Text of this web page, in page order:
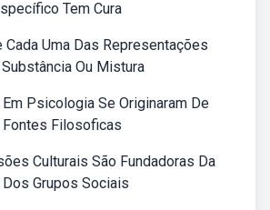
Tem Cura
Uma Das Representações
Ou Mistura
Psicologia Se Originaram De
Filosoficas
Culturais São Fundadoras Da
Grupos Sociais